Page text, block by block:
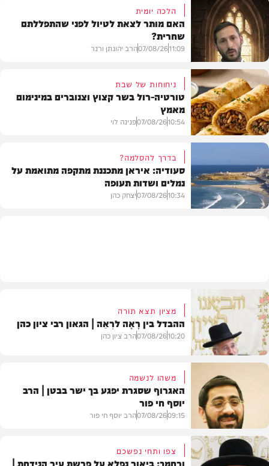
הלכה
הלכה יומית
האם מותר לצאת לטיול לפני שהתפללתם
שחרית?
11:09
07/08/26הרב יהונתן ורנר
מתכונים
ניחוחות של שבת
טורטיה-רול בשר קצוץ וצנוברים במינימום
מאמץ
10:54
07/08/26פנינה לוי
בדרך להסלמה?
סעודיה: איראן מתכננת מתקפה מתואמת על
נמלים ושדות תעופה
10:34
07/08/26יצחק כהן
וידאו
מציון תצא תורה
ההבדל בין רָאָה לרְאֵה | הגאון רבי ציון כהן
10:20
07/08/26הרב ציון כהן
משהו לנשמה
האגרוף שסגרת יפגע בך ישר בבטן | הרב
יוסף חי פור
09:15
07/08/26הרב יוסף חי פור
צפו ותחי נפשכם